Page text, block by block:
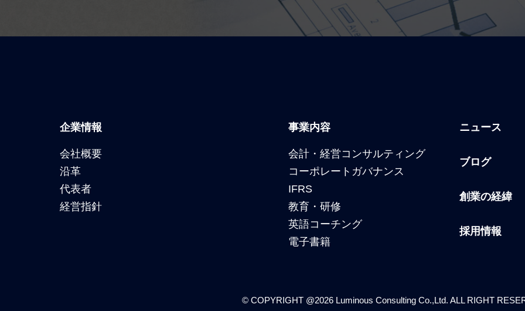
企業情報
会社概要
沿革
代表者
経営指針
事業内容
会計・経営コンサルティング
コーポレートガバナンス
IFRS
教育・研修
英語コーチング
電子書籍
ニュース
ブログ
創業の経緯
採用情報
© COPYRIGHT @2026 Luminous Consulting Co.,Ltd. ALL RIGHT